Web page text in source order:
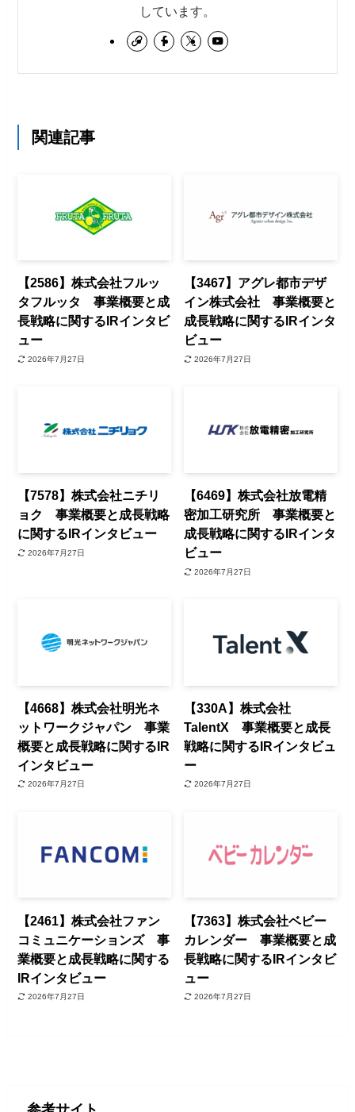
しています。
関連記事
【2586】株式会社フルッ
タフルッタ 事業概要と成
長戦略に関するIRインタビ
ュー
2026年7月27日
【3467】アグレ都市デザ
イン株式会社 事業概要と
成長戦略に関するIRインタ
ビュー
2026年7月27日
【7578】株式会社ニチリ
ョク 事業概要と成長戦略
に関するIRインタビュー
2026年7月27日
【6469】株式会社放電精
密加工研究所 事業概要と
成長戦略に関するIRインタ
ビュー
2026年7月27日
【4668】株式会社明光ネ
ットワークジャパン 事業
概要と成長戦略に関するIR
インタビュー
2026年7月27日
【330A】株式会社
TalentX 事業概要と成長
戦略に関するIRインタビュ
ー
2026年7月27日
【2461】株式会社ファン
コミュニケーションズ 事
業概要と成長戦略に関する
IRインタビュー
2026年7月27日
【7363】株式会社ベビー
カレンダー 事業概要と成
長戦略に関するIRインタビ
ュー
2026年7月27日